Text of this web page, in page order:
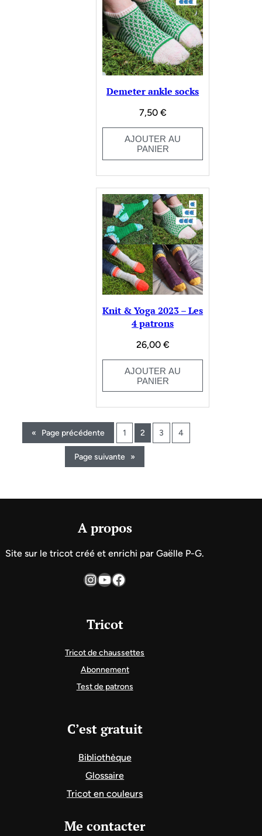
Demeter ankle socks
7,50 €
AJOUTER AU
PANIER
Knit & Yoga 2023 – Les
4 patrons
26,00 €
AJOUTER AU
PANIER
« Page précédente 1 2 3 4
Page suivante »
A propos
Site sur le tricot créé et enrichi par Gaëlle P-G.
InstagramYouTube Facebook
Tricot
Tricot de chaussettes
Abonnement
Test de patrons
C’est gratuit
Bibliothèque
Glossaire
Tricot en couleurs
Me contacter